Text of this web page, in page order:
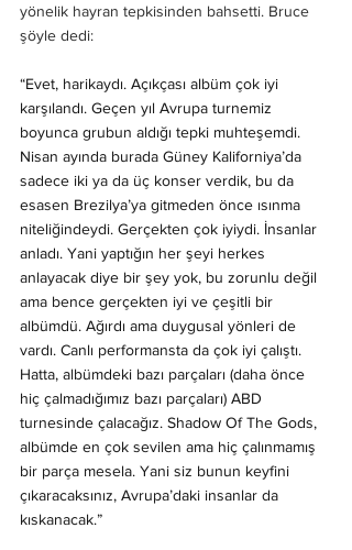
yönelik hayran tepkisinden bahsetti. Bruce
şöyle dedi:
“Evet, harikaydı. Açıkçası albüm çok iyi
karşılandı. Geçen yıl Avrupa turnemiz
boyunca grubun aldığı tepki muhteşemdi.
Nisan ayında burada Güney Kaliforniya’da
sadece iki ya da üç konser verdik, bu da
esasen Brezilya’ya gitmeden önce ısınma
niteliğindeydi. Gerçekten çok iyiydi. İnsanlar
anladı. Yani yaptığın her şeyi herkes
anlayacak diye bir şey yok, bu zorunlu değil
ama bence gerçekten iyi ve çeşitli bir
albümdü. Ağırdı ama duygusal yönleri de
vardı. Canlı performansta da çok iyi çalıştı.
Hatta, albümdeki bazı parçaları (daha önce
hiç çalmadığımız bazı parçaları) ABD
turnesinde çalacağız. Shadow Of The Gods,
albümde en çok sevilen ama hiç çalınmamış
bir parça mesela. Yani siz bunun keyfini
çıkaracaksınız, Avrupa’daki insanlar da
kıskanacak.”